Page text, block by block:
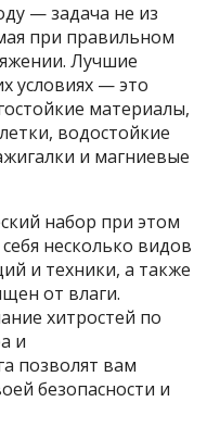
— задача не из
при правильном
Лучшие
условиях — это
материалы,
водостойкие
и магниевые
набор при этом
несколько видов
и техники, а также
от влаги.
хитростей по
и
позволят вам
безопасности и